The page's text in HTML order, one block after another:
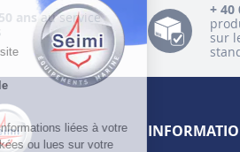
ansau service
+ 40
sur
notre site
le
des informations liées à votre
stockées ou lues sur votre